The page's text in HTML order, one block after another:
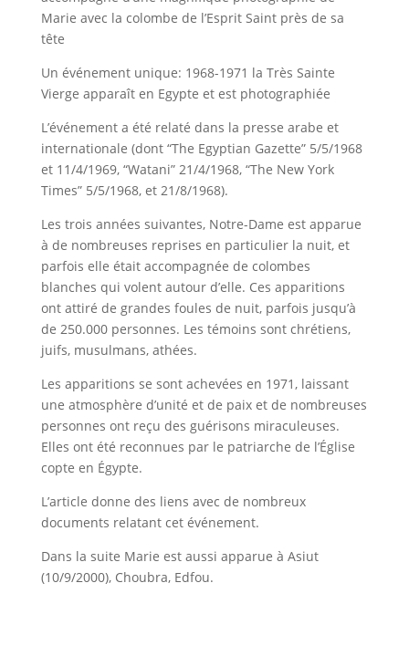
Marie avec la colombe de l’Esprit Saint près de sa
tête
Un événement unique: 1968-1971 la Très Sainte
Vierge apparaît en Egypte et est photographiée
L’événement a été relaté dans la presse arabe et
internationale (dont “The Egyptian Gazette” 5/5/1968
et 11/4/1969, “Watani” 21/4/1968, “The New York
Times” 5/5/1968, et 21/8/1968).
Les trois années suivantes, Notre-Dame est apparue
à de nombreuses reprises en particulier la nuit, et
parfois elle était accompagnée de colombes
blanches qui volent autour d’elle. Ces apparitions
ont attiré de grandes foules de nuit, parfois jusqu’à
de 250.000 personnes. Les témoins sont chrétiens,
juifs, musulmans, athées.
Les apparitions se sont achevées en 1971, laissant
une atmosphère d’unité et de paix et de nombreuses
personnes ont reçu des guérisons miraculeuses.
Elles ont été reconnues par le patriarche de l’Église
copte en Égypte.
L’article donne des liens avec de nombreux
documents relatant cet événement.
Dans la suite Marie est aussi apparue à Asiut
(10/9/2000), Choubra, Edfou.